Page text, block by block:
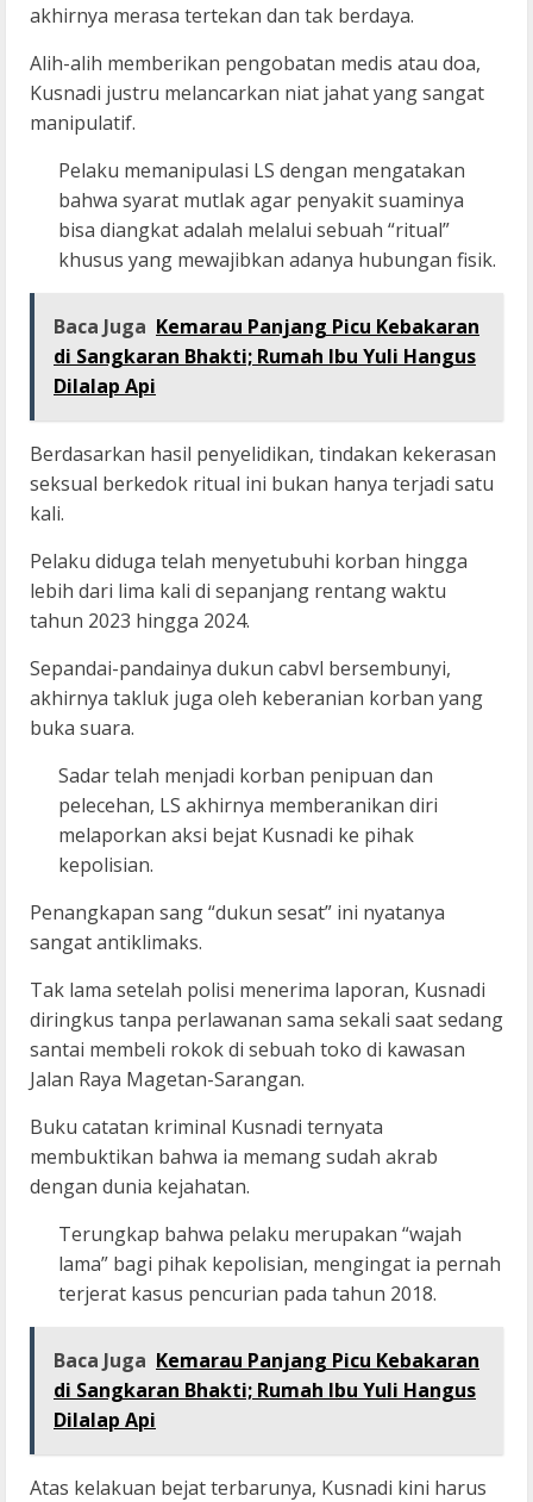
akhirnya merasa tertekan dan tak berdaya.
Alih-alih memberikan pengobatan medis atau doa,
Kusnadi justru melancarkan niat jahat yang sangat
manipulatif.
Pelaku memanipulasi LS dengan mengatakan
bahwa syarat mutlak agar penyakit suaminya
bisa diangkat adalah melalui sebuah “ritual”
khusus yang mewajibkan adanya hubungan fisik.
Baca Juga Kemarau Panjang Picu Kebakaran
di Sangkaran Bhakti; Rumah Ibu Yuli Hangus
Dilalap Api
Berdasarkan hasil penyelidikan, tindakan kekerasan
seksual berkedok ritual ini bukan hanya terjadi satu
kali.
Pelaku diduga telah menyetubuhi korban hingga
lebih dari lima kali di sepanjang rentang waktu
tahun 2023 hingga 2024.
Sepandai-pandainya dukun cabvl bersembunyi,
akhirnya takluk juga oleh keberanian korban yang
buka suara.
Sadar telah menjadi korban penipuan dan
pelecehan, LS akhirnya memberanikan diri
melaporkan aksi bejat Kusnadi ke pihak
kepolisian.
Penangkapan sang “dukun sesat” ini nyatanya
sangat antiklimaks.
Tak lama setelah polisi menerima laporan, Kusnadi
diringkus tanpa perlawanan sama sekali saat sedang
santai membeli rokok di sebuah toko di kawasan
Jalan Raya Magetan-Sarangan.
Buku catatan kriminal Kusnadi ternyata
membuktikan bahwa ia memang sudah akrab
dengan dunia kejahatan.
Terungkap bahwa pelaku merupakan “wajah
lama” bagi pihak kepolisian, mengingat ia pernah
terjerat kasus pencurian pada tahun 2018.
Baca Juga Kemarau Panjang Picu Kebakaran
di Sangkaran Bhakti; Rumah Ibu Yuli Hangus
Dilalap Api
Atas kelakuan bejat terbarunya, Kusnadi kini harus